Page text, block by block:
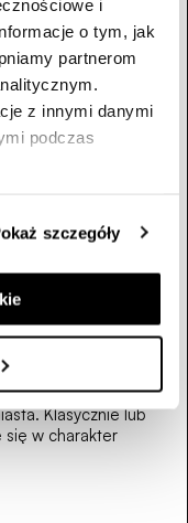
i
o tym, jak
partnerom
z innymi danymi
podczas
szczegóły
inwestycje -
dzielnicach:
Klasycznie lub
się w charakter